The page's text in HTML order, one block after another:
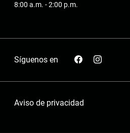
8:00 a.m. - 2:00 p.m.
Síguenos en
Aviso de privacidad